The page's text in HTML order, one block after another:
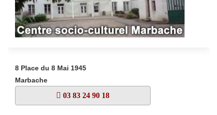
8 Place du 8 Mai 1945
Marbache
03 83 24 90 18